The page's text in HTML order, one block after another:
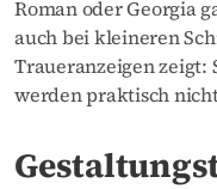
Roman oder Georgia
auch bei kleineren
Traueranzeigen
werden praktisch